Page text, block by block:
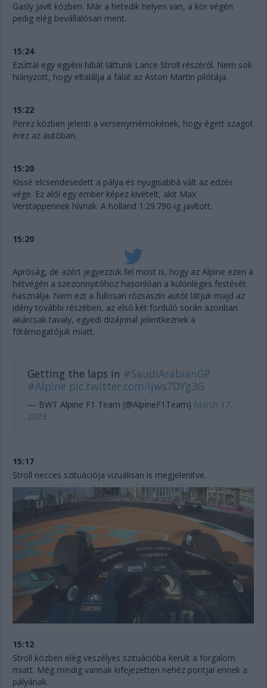
Gasly javít közben. Már a hetedik helyen van, a kör végén
pedig elég bevállalósan ment.
15:24
Ezúttal egy egyéni hibát láttunk Lance Stroll részéről. Nem sok
hiányzott, hogy eltalálja a falat az Aston Martin pilótája.
15:22
Perez közben jelenti a versenymérnökének, hogy égett szagot
érez az autóban.
15:20
Kissé elcsendesedett a pálya és nyugisabbá vált az edzés
vége. Ez alól egy ember képez kivételt, akit Max
Verstappennek hívnak. A holland 1:29.790-ig javított.
15:20
Apróság, de azért jegyezzük fel most is, hogy az Alpine ezen a
hétvégén a szezonnyitóhoz hasonlóan a különleges festését
használja. Nem ezt a fullosan rózsaszín autót látjuk majd az
idény további részében, az első két forduló során azonban
akárcsak tavaly, egyedi dizájnnal jelentkeznek a
főtámogatójuk miatt.
Getting the laps in #SaudiArabianGP
#Alpine pic.twitter.com/ijws7DYg3G
— BWT Alpine F1 Team (@AlpineF1Team) March 17,
2023
15:17
Stroll necces szituációja vizuálisan is megjelenítve.
15:12
Stroll közben elég veszélyes szituációba került a forgalom
miatt. Még mindig vannak kifejezetten nehéz pontjai ennek a
pályának.